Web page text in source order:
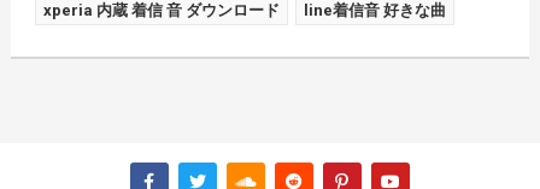
xperia 内蔵 着信 音 ダウンロード line着信音 好きな曲